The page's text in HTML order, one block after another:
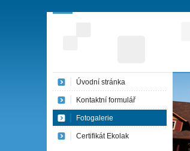
Úvodní stránka
Kontaktní formulář
Fotogalerie
Certifikát Ekolak